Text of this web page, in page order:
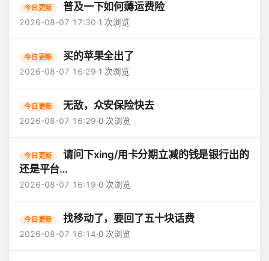
今日更新 普及一下如何薅运费险
2026-08-07 17:30·1 次浏览
今日更新 买的苹果全出了
2026-08-07 16:29·1 次浏览
今日更新 无敌，众安保险快去
2026-08-07 16:29·0 次浏览
今日更新
请问下xing/用卡分期立减的钱是银行出的
还是平台…
2026-08-07 16:19·0 次浏览
今日更新 找移动了，要回了五十块话费
2026-08-07 16:14·0 次浏览